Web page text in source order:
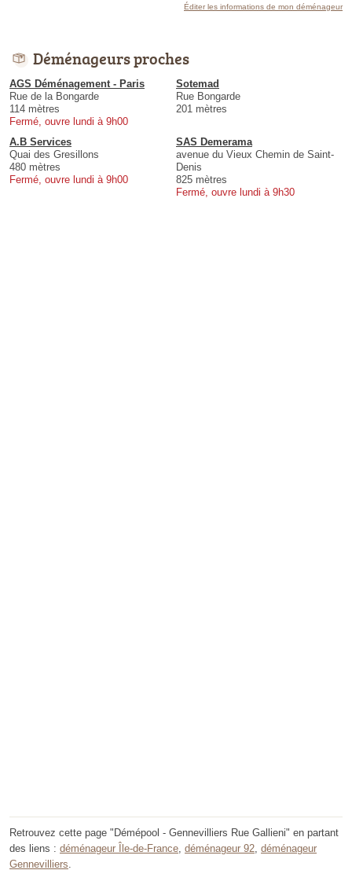
Éditer les informations de mon déménageur
Déménageurs proches
AGS Déménagement - Paris
Rue de la Bongarde
114 mètres
Fermé, ouvre lundi à 9h00
Sotemad
Rue Bongarde
201 mètres
A.B Services
Quai des Gresillons
480 mètres
Fermé, ouvre lundi à 9h00
SAS Demerama
avenue du Vieux Chemin de Saint-
Denis
825 mètres
Fermé, ouvre lundi à 9h30
Retrouvez cette page "Démépool - Gennevilliers Rue Gallieni" en partant
des liens : déménageur Île-de-France déménageur 92 déménageur
Gennevilliers